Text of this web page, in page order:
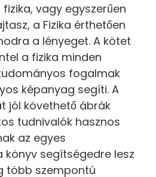
vagy egyszerűen
a Fizika érthetően
a lényeget. A kötet
a fizika minden
fogalmak
képanyag segíti. A
jól követhető ábrák
tudnivalók hasznos
az egyes
könyv segítségedre lesz
több szempontú